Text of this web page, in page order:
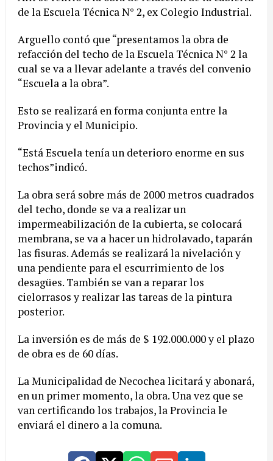
de la Escuela Técnica N° 2, ex Colegio Industrial.
Arguello contó que “presentamos la obra de
refacción del techo de la Escuela Técnica N° 2 la
cual se va a llevar adelante a través del convenio
“Escuela a la obra”.
Esto se realizará en forma conjunta entre la
Provincia y el Municipio.
“Está Escuela tenía un deterioro enorme en sus
techos”indicó.
La obra será sobre más de 2000 metros cuadrados
del techo, donde se va a realizar un
impermeabilización de la cubierta, se colocará
membrana, se va a hacer un hidrolavado, taparán
las fisuras. Además se realizará la nivelación y
una pendiente para el escurrimiento de los
desagües. También se van a reparar los
cielorrasos y realizar las tareas de la pintura
posterior.
La inversión es de más de $ 192.000.000 y el plazo
de obra es de 60 días.
La Municipalidad de Necochea licitará y abonará,
en un primer momento, la obra. Una vez que se
van certificando los trabajos, la Provincia le
enviará el dinero a la comuna.